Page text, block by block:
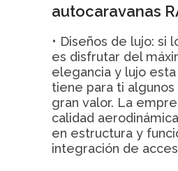
autocaravanas
• Diseños de lujo: si
es disfrutar del
elegancia y lujo
tiene para ti
gran valor. La
calidad
en estructura y
integración de